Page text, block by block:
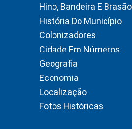
Hino, Bandeira E Brasão
História Do Município
Colonizadores
Cidade Em Números
Geografia
Economia
Localização
Fotos Históricas